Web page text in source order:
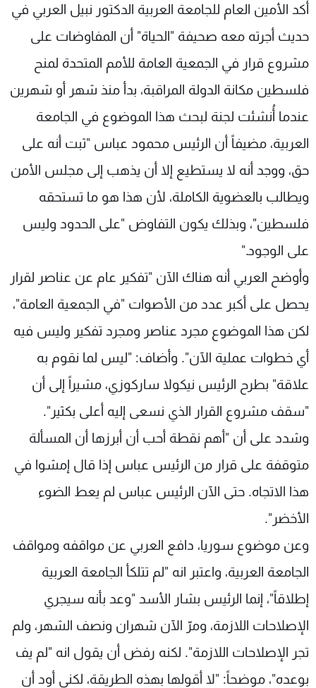
أكد الأمين العام للجامعة العربية الدكتور نبيل العربي في
حديث أجرته معه صحيفة "الحياة" أن المفاوضات على
مشروع قرار في الجمعية العامة للأمم المتحدة لمنح
فلسطين مكانة الدولة المراقبة، بدأ منذ شهر أو شهرين
عندما أُنشئت لجنة لبحث هذا الموضوع في الجامعة
العربية، مضيفاً أن الرئيس محمود عباس "ثبت أنه على
حق، ووجد أنه لا يستطيع إلا أن يذهب إلى مجلس الأمن
ويطالب بالعضوية الكاملة، لأن هذا هو ما تستحقه
فلسطين"، وبذلك يكون التفاوض "على الحدود وليس
على الوجود."
وأوضح العربي أنه هناك الآن "تفكير عام عن عناصر لقرار
يحصل على أكبر عدد من الأصوات "في الجمعية العامة"،
لكن هذا الموضوع مجرد عناصر ومجرد تفكير وليس فيه
أي خطوات عملية الآن". وأضاف: "ليس لما نقوم به
علاقة" بطرح الرئيس نيكولا ساركوزي، مشيراً إلى أن
"سقف مشروع القرار الذي نسعى إليه أعلى بكثير".
وشدد على أن "أهم نقطة أحب أن أبرزها أن المسألة
متوقفة على قرار من الرئيس عباس إذا قال إمشوا في
هذا الاتجاه. حتى الآن الرئيس عباس لم يعط الضوء
الأخضر".
وعن موضوع سوريا، دافع العربي عن مواقفه ومواقف
الجامعة العربية، واعتبر انه "لم تتلكأ الجامعة العربية
إطلاقاً"، إنما الرئيس بشار الأسد "وعد بأنه سيجري
الإصلاحات اللازمة، ومرّ الآن شهران ونصف الشهر، ولم
تجر الإصلاحات اللازمة". لكنه رفض أن يقول انه "لم يف
بوعده"، موضحاً: "لا أقولها بهذه الطريقة، لكني أود أن
عن MTV
الإنـتـاج
لاعلاناتكم
وظائف
تواصل معنا
شروط الإسـتخدام
سياسة الخصوصية